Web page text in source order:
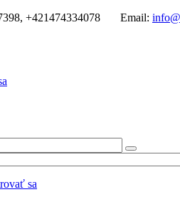
+421474334078 Email:
sa